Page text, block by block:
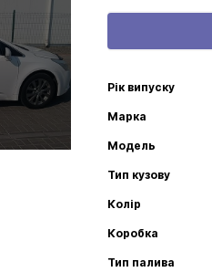
Рік випуску
Марка
Модель
Тип кузову
Колір
Коробка
Тип палива